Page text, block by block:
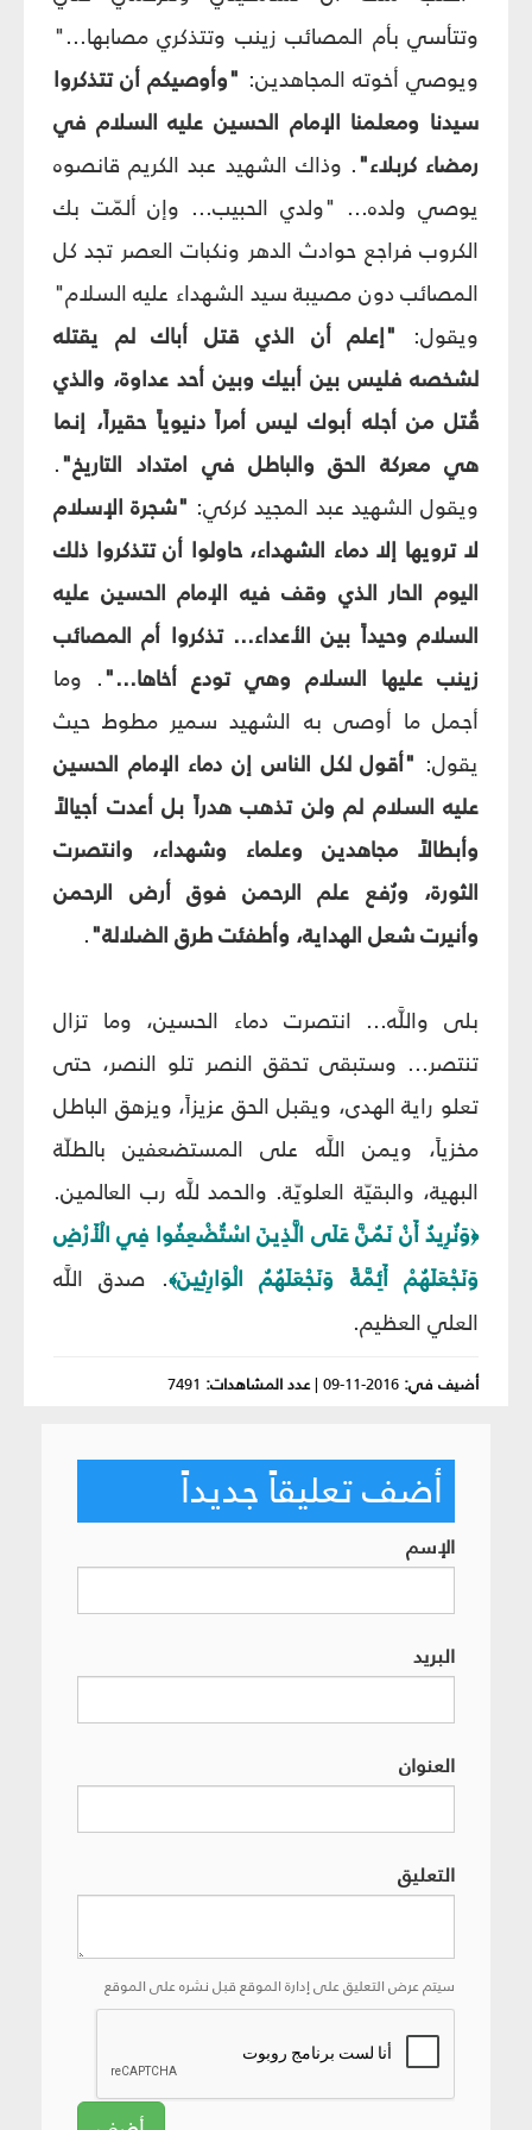
وتتأسي بأم المصائب زينب وتتذكري مصابها..."
ويوصي أخوته المجاهدين: "وأوصيكم أن تتذكروا
سيدنا ومعلمنا الإمام الحسين عليه السلام في
رمضاء كربلاء". وذاك الشهيد عبد الكريم قانصوه
يوصي ولده... "ولدي الحبيب... وإن ألمّت بك
الكروب فراجع حوادث الدهر ونكبات العصر تجد كل
المصائب دون مصيبة سيد الشهداء عليه السلام"
ويقول: "إعلم أن الذي قتل أباك لم يقتله
لشخصه فليس بين أبيك وبين أحد عداوة، والذي
قُتل من أجله أبوك ليس أمراً دنيوياً حقيراً، إنما
هي معركة الحق والباطل في امتداد التاريخ".
ويقول الشهيد عبد المجيد كركي: "شجرة الإسلام
لا ترويها إلا دماء الشهداء، حاولوا أن تتذكروا ذلك
اليوم الحار الذي وقف فيه الإمام الحسين عليه
السلام وحيداً بين الأعداء... تذكروا أم المصائب
زينب عليها السلام وهي تودع أخاها...". وما
أجمل ما أوصى به الشهيد سمير مطوط حيث
يقول: "أقول لكل الناس إن دماء الإمام الحسين
عليه السلام لم ولن تذهب هدراً بل أعدت أجيالاً
وأبطالاً مجاهدين وعلماء وشهداء، وانتصرت
الثورة، ورُفع علم الرحمن فوق أرض الرحمن
وأنيرت شعل الهداية، وأطفئت طرق الضلالة".
بلى واللَّه... انتصرت دماء الحسين، وما تزال
تنتصر... وستبقى تحقق النصر تلو النصر، حتى
تعلو راية الهدى، ويقبل الحق عزيزاً، ويزهق الباطل
مخزياً، ويمن اللَّه على المستضعفين بالطلّة
البهية، والبقيّة العلويّة. والحمد للَّه رب العالمين.
﴿وَنُرِيدُ أَنْ نَمُنَّ عَلَى الَّذِينَ اسْتُضْعِفُوا فِي الْأَرْضِ
وَنَجْعَلَهُمْ أَئِمَّةً وَنَجْعَلَهُمُ الْوَارِثِينَ﴾. صدق اللَّه
العلي العظيم‏.
أضيف في: 2016-11-09
|عدد المشاهدات: 7491
أضف تعليقاً جديداً
الإسم
البريد
العنوان
التعليق
سيتم عرض التعليق على إدارة الموقع قبل نشره على الموقع